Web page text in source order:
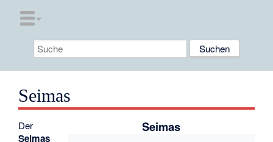
Seimas
Seimas
Der
Seimas